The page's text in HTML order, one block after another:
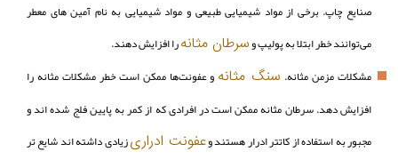
صنایع چاپ. برخی از مواد شیمیایی طبیعی و مواد شیمیایی به نام آمین های معطر
می‌توانند خطر ابتلا به پولیپ وسرطان مثانهرا افزایش دهند.
مشکلات مزمن مثانه. سنگ مثانه و عفونت‌ها ممکن است خطر مشکلات مثانه را
افزایش دهد. سرطان مثانه ممکن است در افرادی که از کمر به پایین فلج شده اند و
مجبور به استفاده از کاتتر ادرار هستند وعفونت ادراریزیادی داشته اند شایع تر